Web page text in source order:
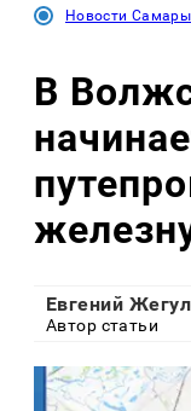
Новости Самары
В
Евгений
Автор статьи